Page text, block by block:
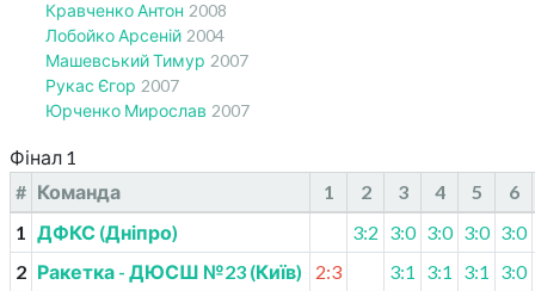
Кравченко Антон 2008
Лобойко Арсеній 2004
Машевський Тимур 2007
Рукас Єгор 2007
Юрченко Мирослав 2007
Фінал 1
# Команда 1 2 3 4 5
6
1 ДФКС (Дніпро) 3:2 3:0 3:0 3:0 3:0
2 Ракетка - ДЮСШ №23 (Київ) 2:3 3:1 3:1 3:1
3:0